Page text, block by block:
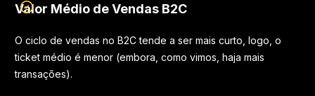
Valor Médio de Vendas B2C
O ciclo de vendas no B2C tende a ser mais curto, logo, o
ticket médio é menor (embora, como vimos, haja mais
transações).